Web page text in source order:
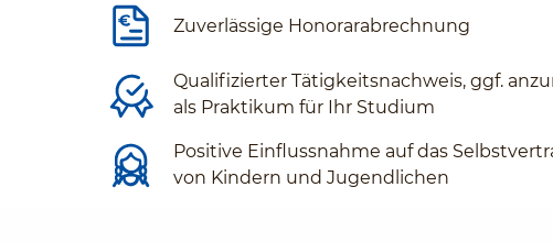
Zuverlässige Honorarabrechnung
Qualifizierter Tätigkeitsnachweis, ggf.
als Praktikum für Ihr Studium
Positive Einflussnahme auf das
von Kindern und Jugendlichen